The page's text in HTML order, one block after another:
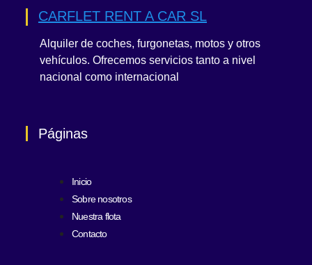
CARFLET RENT A CAR SL
Alquiler de coches, furgonetas, motos y otros
vehículos. Ofrecemos servicios tanto a nivel
nacional como internacional
Páginas
Inicio
Sobre nosotros
Nuestra flota
Contacto